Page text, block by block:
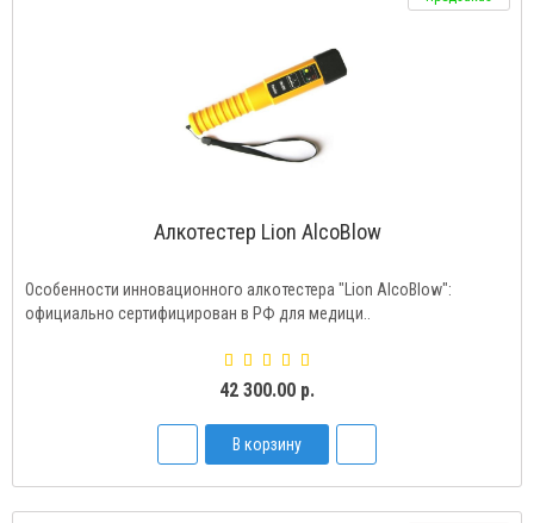
Алкотестер Lion AlcoBlow
Особенности инновационного алкотестера "Lion AlcoBlow":
официально сертифицирован в РФ для медици..
42 300.00 р.
В корзину